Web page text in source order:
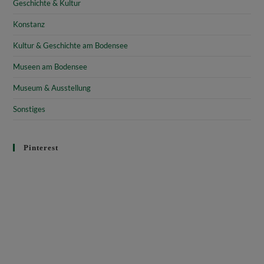
Geschichte & Kultur
Konstanz
Kultur & Geschichte am Bodensee
Museen am Bodensee
Museum & Ausstellung
Sonstiges
Pinterest